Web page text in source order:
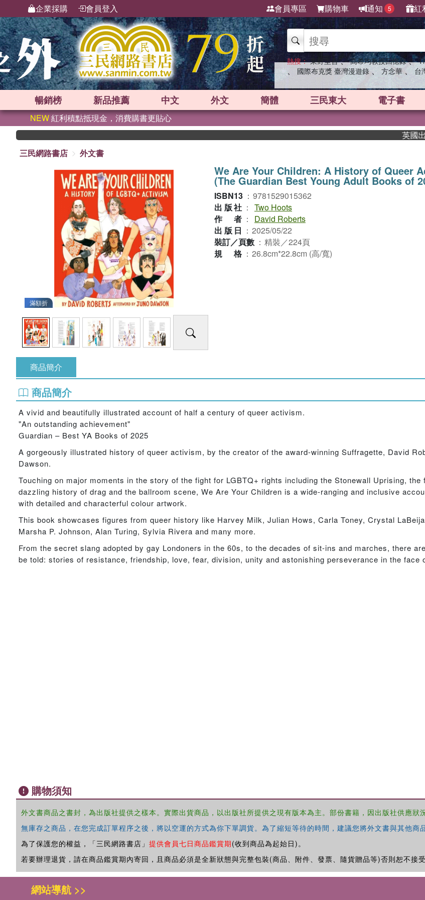
企業採購 會員登入 會員專區 購物車 通知 5 紅
熱搜： 東野圭吾 、 高希均教授回憶錄 、
、 國際布克獎 臺灣漫遊錄 、 方念華 、 台
暢銷榜 新品推薦 中文 外文 簡體 三民東大 電子書
NEW紅利積點抵現金，消費購書更貼心
英國出版
三民網路書店
外文書
滿額折
We Are Your Children: A History of Queer
(The Guardian Best Young Adult Books of
ISBN13 ： 9781529015362
出版社 ： Two Hoots
作者 ：
David Roberts
出版日 ： 2025/05/22
裝訂／頁數 ： 精裝／224頁
規格 ： 26.8cm*22.8cm (高/寬)
商品簡介
商品簡介
A vivid and beautifully illustrated account of half a century of queer activism.
"An outstanding achievement"
Guardian – Best YA Books of 2025
A gorgeously illustrated history of queer activism, by the creator of the award-winning Suffragette, David
Dawson.
Touching on major moments in the story of the fight for LGBTQ+ rights including the Stonewall Uprising,
dazzling history of drag and the ballroom scene, We Are Your Children is a wide-ranging and inclusive
with detailed and characterful colour artwork.
This book showcases figures from queer history like Harvey Milk, Julian Hows, Carla Toney, Crystal
Marsha P. Johnson, Alan Turing, Sylvia Rivera and many more.
From the secret slang adopted by gay Londoners in the 60s, to the decades of sit-ins and marches, there
be told: stories of resistance, friendship, love, fear, division, unity and astonishing perseverance in the face
購物須知
外文書商品之書封，為出版社提供之樣本。實際出貨商品，以出版社所提供之現有版本為主。部份書籍，因出版社供應狀
無庫存之商品，在您完成訂單程序之後，將以空運的方式為你下單調貨。為了縮短等待的時間，建議您將外文書與其他商
為了保護您的權益，「三民網路書店」 提供會員七日商品鑑賞期(收到商品為起始日)。
若要辦理退貨，請在商品鑑賞期內寄回，且商品必須是全新狀態與完整包裝(商品、附件、發票、隨貨贈品等)否則恕不接受
網站導航 >>